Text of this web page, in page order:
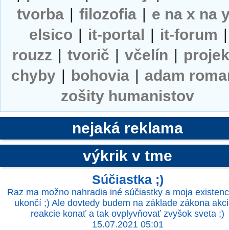
tvorba | filozofia | e na x na
elsico | it-portal | it-forum |
rouzz | tvorič | včelín |
chyby | bohovia | adam
zošity humanistov
nejaká reklama
výkrik v tme
Súčiastka ;)
Raz ma možno nahradia iné súčiastky a moja
ukončí ;) Ale dovtedy budem na základe zákona
reakcie konať a tak ovplyvňovať zvyšok sveta ;)
15.07.2021 05:01